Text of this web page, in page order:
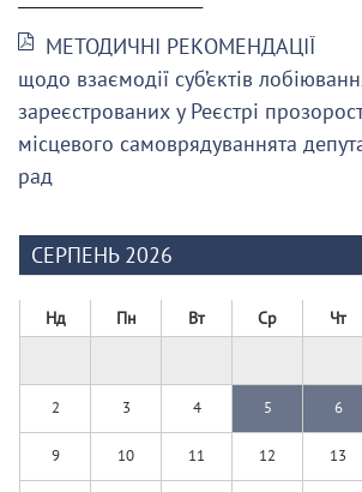
МЕТОДИЧНІ РЕКОМЕНДАЦІЇ
щодо взаємодії суб’єктів
зареєстрованих у Реєстрі
місцевого самоврядуваннята
рад
СЕРПЕНЬ 2026
Нд Пн Вт Ср Чт
2 3 4 5 6
9 10 11 12 13